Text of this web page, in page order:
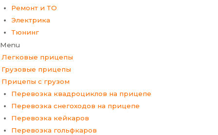
Ремонт и ТО
Электрика
Тюнинг
Menu
Легковые прицепы
Грузовые прицепы
Прицепы с грузом
Перевозка квадроциклов на прицепе
Перевозка снегоходов на прицепе
Перевозка кейкаров
Перевозка гольфкаров